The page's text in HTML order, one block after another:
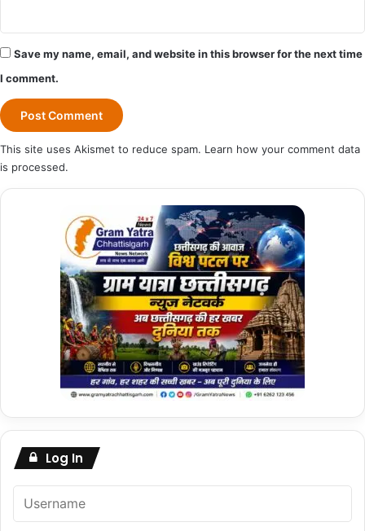
Save my name, email, and website in this browser for the next time
I comment.
This site uses Akismet to reduce spam. Learn how your comment data
is processed.
Log In